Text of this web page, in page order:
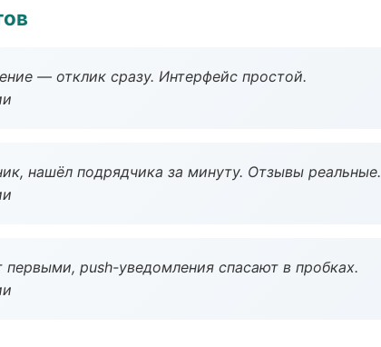
— отклик сразу. Интерфейс простой.
нашёл подрядчика за минуту. Отзывы реальные.
первыми, push-уведомления спасают в пробках.